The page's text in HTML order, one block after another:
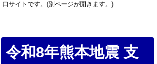
口サイトです。(別ページが開きます。)
令和8年熊本地震 支